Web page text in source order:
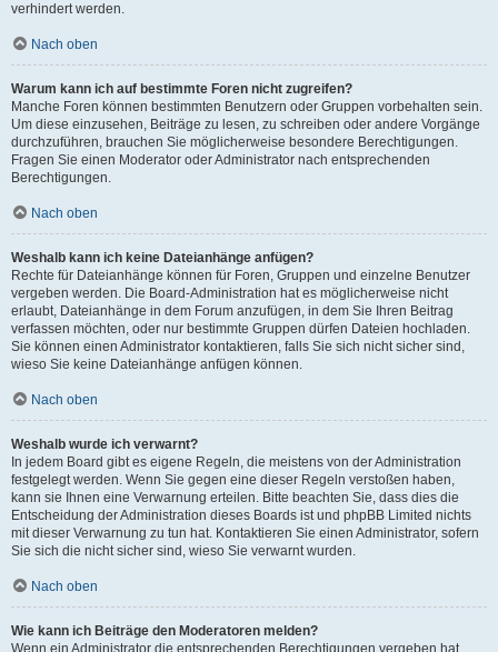
verhindert werden.
Nach oben
Warum kann ich auf bestimmte Foren nicht zugreifen?
Manche Foren können bestimmten Benutzern oder Gruppen vorbehalten sein.
Um diese einzusehen, Beiträge zu lesen, zu schreiben oder andere Vorgänge
durchzuführen, brauchen Sie möglicherweise besondere Berechtigungen.
Fragen Sie einen Moderator oder Administrator nach entsprechenden
Berechtigungen.
Nach oben
Weshalb kann ich keine Dateianhänge anfügen?
Rechte für Dateianhänge können für Foren, Gruppen und einzelne Benutzer
vergeben werden. Die Board-Administration hat es möglicherweise nicht
erlaubt, Dateianhänge in dem Forum anzufügen, in dem Sie Ihren Beitrag
verfassen möchten, oder nur bestimmte Gruppen dürfen Dateien hochladen.
Sie können einen Administrator kontaktieren, falls Sie sich nicht sicher sind,
wieso Sie keine Dateianhänge anfügen können.
Nach oben
Weshalb wurde ich verwarnt?
In jedem Board gibt es eigene Regeln, die meistens von der Administration
festgelegt werden. Wenn Sie gegen eine dieser Regeln verstoßen haben,
kann sie Ihnen eine Verwarnung erteilen. Bitte beachten Sie, dass dies die
Entscheidung der Administration dieses Boards ist und phpBB Limited nichts
mit dieser Verwarnung zu tun hat. Kontaktieren Sie einen Administrator, sofern
Sie sich die nicht sicher sind, wieso Sie verwarnt wurden.
Nach oben
Wie kann ich Beiträge den Moderatoren melden?
Wenn ein Administrator die entsprechenden Berechtigungen vergeben hat,